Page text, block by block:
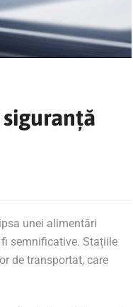
unei alimentări
fi semnificative. Stațiile
de transportat, care